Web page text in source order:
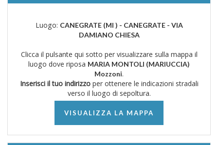
Luogo: CANEGRATE (MI ) - CANEGRATE - VIA
DAMIANO CHIESA
Clicca il pulsante qui sotto per visualizzare sulla mappa il
luogo dove riposa MARIA MONTOLI (MARIUCCIA)
Mozzoni.
Inserisci il tuo indirizzoper ottenere le indicazioni stradali
verso il luogo di sepoltura.
VISUALIZZA LA MAPPA